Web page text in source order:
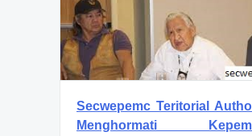
Secwepemc Teritorial
Menghormati